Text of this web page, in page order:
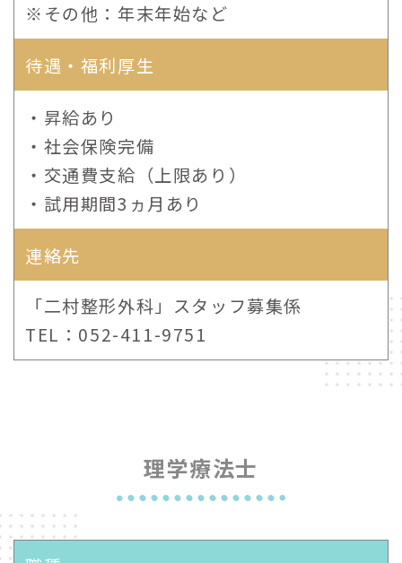
※その他：年末年始など
待遇・福利厚生
・昇給あり
・社会保険完備
・交通費支給（上限あり）
・試用期間3ヵ月あり
連絡先
「二村整形外科」スタッフ募集係
TEL：052-411-9751
理学療法士